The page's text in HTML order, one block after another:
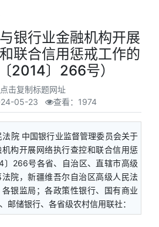
银行业金融机构开展
联合信用惩戒工作的
2014〕266号）
点击复制标题网址
05-23 查看：1974
法院 中国银行业监督管理委员会关于
构开展网络执行查控和联合信用惩
〕266号各省、自治区、直辖市高级
院，新疆维吾尔自治区高级人民法
银监局；各政策性银行、国有商业
邮储银行、各省级农村信用联社：